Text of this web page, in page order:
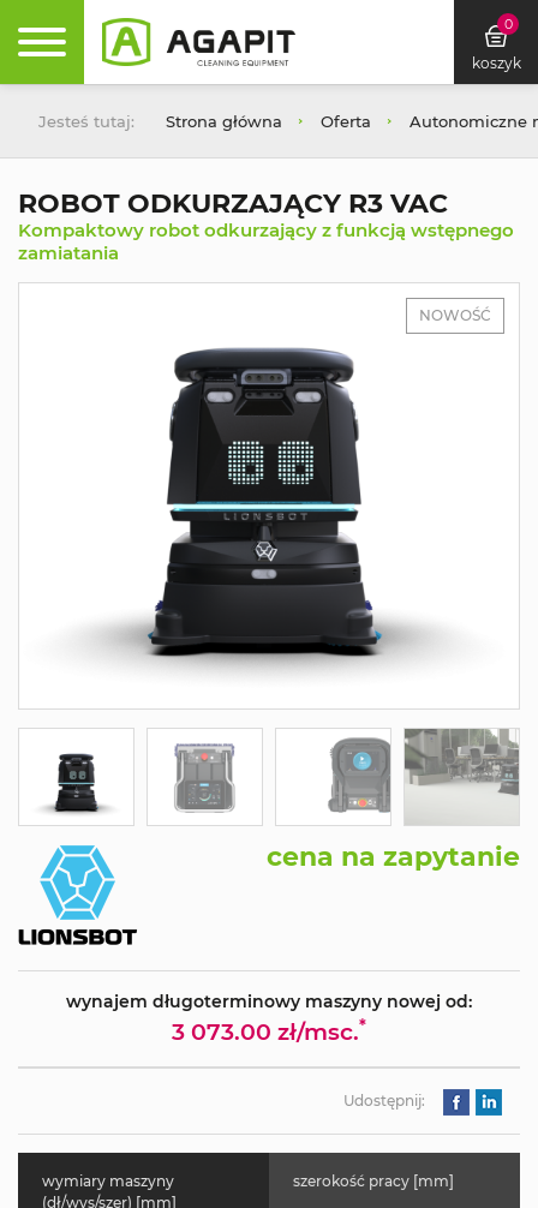
0
koszyk
Jesteś tutaj: Strona główna Oferta Autonomiczne
ROBOT ODKURZAJĄCY R3 VAC
Kompaktowy robot odkurzający z funkcją wstępnego
zamiatania
NOWOŚĆ
cena na zapytanie
wynajem długoterminowy maszyny nowej od:
3 073.00 zł/msc.*
Udostępnij:
wymiary maszyny
(dł/wys/szer) [mm]
szerokość pracy [mm]